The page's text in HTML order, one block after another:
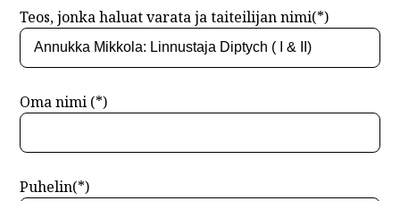
Teos, jonka haluat varata ja taiteilijan nimi(*)
Oma nimi (*)
Puhelin(*)